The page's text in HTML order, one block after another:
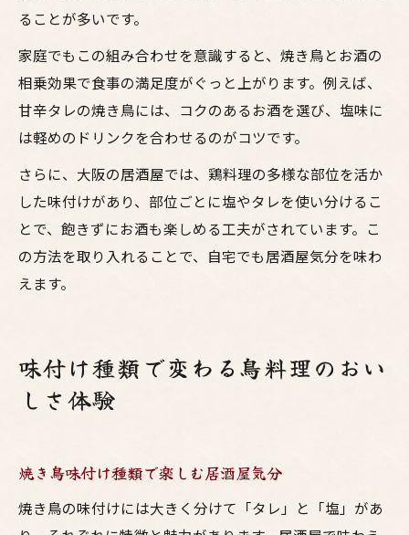
ることが多いです。
家庭でもこの組み合わせを意識すると、焼き鳥とお酒の
相乗効果で食事の満足度がぐっと上がります。例えば、
甘辛タレの焼き鳥には、コクのあるお酒を選び、塩味に
は軽めのドリンクを合わせるのがコツです。
さらに、大阪の居酒屋では、鶏料理の多様な部位を活か
した味付けがあり、部位ごとに塩やタレを使い分けるこ
とで、飽きずにお酒も楽しめる工夫がされています。こ
の方法を取り入れることで、自宅でも居酒屋気分を味わ
えます。
味付け種類で変わる鳥料理のおい
しさ体験
焼き鳥味付け種類で楽しむ居酒屋気分
焼き鳥の味付けには大きく分けて「タレ」と「塩」があ